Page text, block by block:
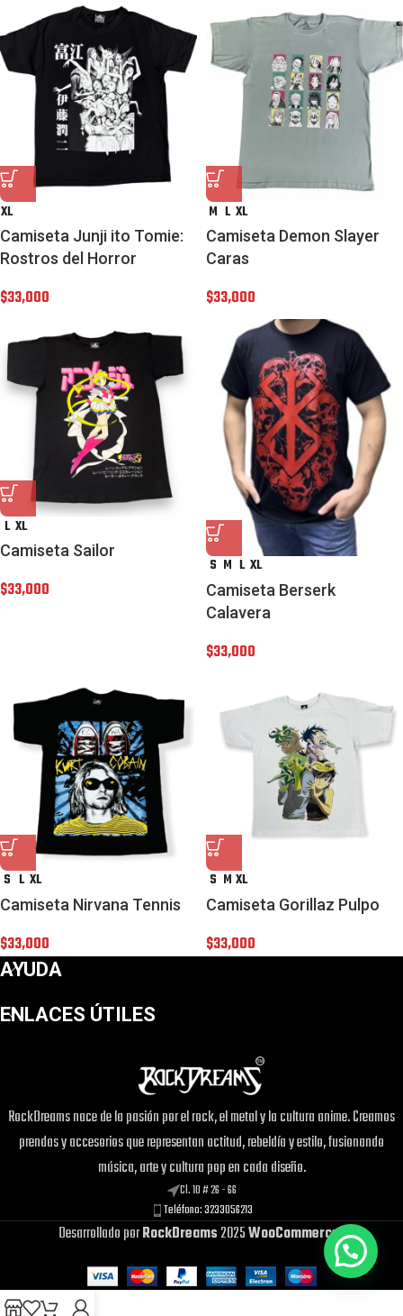
XL
Camiseta Junji ito Tomie:
Rostros del Horror
$33,000
M L XL
Camiseta Demon Slayer
Caras
$33,000
L XL
Camiseta Sailor
$33,000
S M L XL
Camiseta Berserk
Calavera
$33,000
S L XL
Camiseta Nirvana Tennis
$33,000
S M XL
Camiseta Gorillaz Pulpo
$33,000
AYUDA
ENLACES ÚTILES
RockDreams nace de la pasión por el rock, el metal y la cultura anime. Creamos
prendas y accesorios que representan actitud, rebeldía y estilo, fusionando
música, arte y cultura pop en cada diseño.
Cl. 10 # 26 - 66
Teléfono: 3233056213
Desarrollado porRockDreams2025WooCommerce.
Camiseta Chopper Wano
ser tuyo solo por$33,000!
Si tienes alguna duda, pregúntanos.